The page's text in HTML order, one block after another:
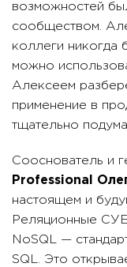
возможностей
сообществом.
коллеги никогда
можно
Алексеем
применение в
тщательно
Сооснователь и
Professional
настоящем и
Реляционные
NoSQL —
SQL. Это